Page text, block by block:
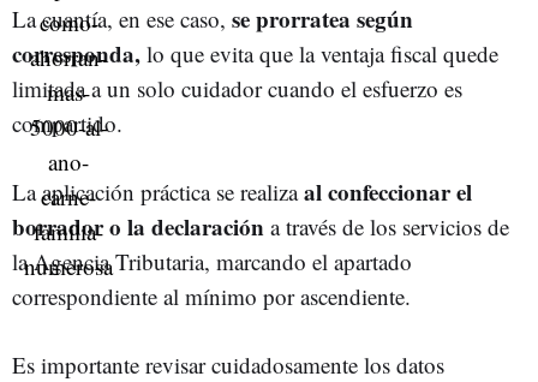
La cuantía, en ese caso, se prorratea según
corresponda, lo que evita que la ventaja fiscal quede
limitada a un solo cuidador cuando el esfuerzo es
compartido.
La aplicación práctica se realizaal confeccionar el
borrador o la declaración a través de los servicios de
la Agencia Tributaria, marcando el apartado
correspondiente al mínimo por ascendiente.
Es importante revisar cuidadosamente los datos